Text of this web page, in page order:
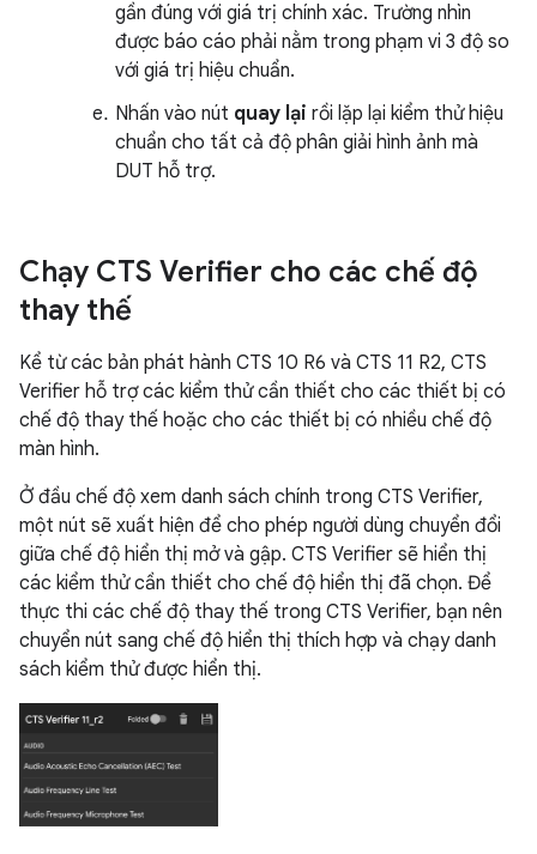
gần đúng với giá trị chính xác. Trường nhìn
được báo cáo phải nằm trong phạm vi 3 độ so
với giá trị hiệu chuẩn.
Nhấn vào nút quay lại rồi lặp lại kiểm thử hiệu
chuẩn cho tất cả độ phân giải hình ảnh mà
DUT hỗ trợ.
Chạy CTS Verifier cho các chế độ
thay thế
Kể từ các bản phát hành CTS 10 R6 và CTS 11 R2, CTS
Verifier hỗ trợ các kiểm thử cần thiết cho các thiết bị có
chế độ thay thế hoặc cho các thiết bị có nhiều chế độ
màn hình.
Ở đầu chế độ xem danh sách chính trong CTS Verifier,
một nút sẽ xuất hiện để cho phép người dùng chuyển đổi
giữa chế độ hiển thị mở và gập. CTS Verifier sẽ hiển thị
các kiểm thử cần thiết cho chế độ hiển thị đã chọn. Để
thực thi các chế độ thay thế trong CTS Verifier, bạn nên
chuyển nút sang chế độ hiển thị thích hợp và chạy danh
sách kiểm thử được hiển thị.